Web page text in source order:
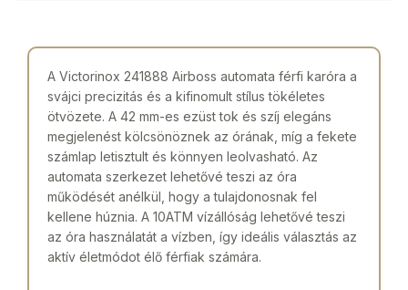
A Victorinox 241888 Airboss automata férfi karóra a
svájci precizitás és a kifinomult stílus tökéletes
ötvözete. A 42 mm-es ezüst tok és szíj elegáns
megjelenést kölcsönöznek az órának, míg a fekete
számlap letisztult és könnyen leolvasható. Az
automata szerkezet lehetővé teszi az óra
működését anélkül, hogy a tulajdonosnak fel
kellene húznia. A 10ATM vízállóság lehetővé teszi
az óra használatát a vízben, így ideális választás az
aktív életmódot élő férfiak számára.